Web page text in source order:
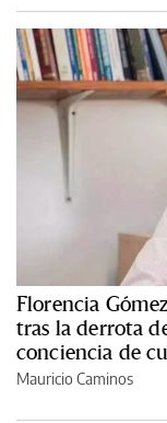
Florencia
tras la derrota
conciencia de
Mauricio Caminos